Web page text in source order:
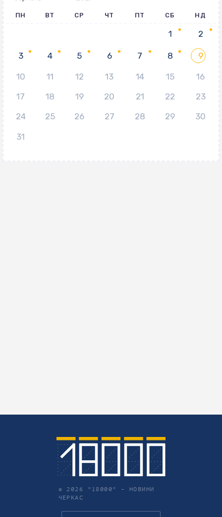
ПН ВТ СР ЧТ ПТ СБ НД
1 2
3 4 5 6 7 8 9
10 11 12 13 14 15
16
17
18 19 20 21 22
23
24
25 26 27 28 29 30
31
© 2026 "18000" – НОВИНИ
ЧЕРКАС